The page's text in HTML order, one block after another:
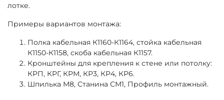
лотке.
Примеры вариантов монтажа:
Полка кабельная К1160-К1164, стойка кабельная
К1150-К1158, скоба кабельная К1157.
Кронштейны для крепления к стене или потолку:
КРП, КРГ, КРМ, КР3, КР4, КР6.
Шпилька М8, Станина СМ1, Профиль монтажный.